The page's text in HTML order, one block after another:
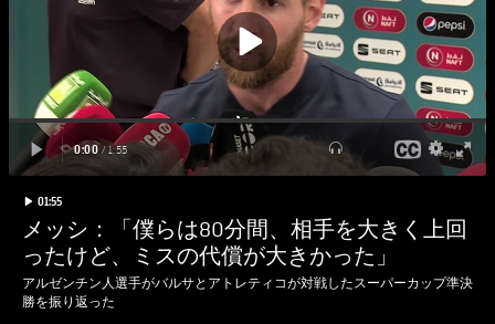
バルサアカデミー
plusicon
label.aria.plus
10年毎
会長
レジェンド
plusicon
label.aria.plus
プレスパス
トップチーム
女子サッカー
plusicon
label.aria.plus
スケジュール
結果
順位表
バルサAtlètic
plusicon
label.aria.plus
チケット
PLUSICON
LABEL.ARIA.PLUS
トップチーム
plusicon
label.aria.plus
label.duration
Play video
01:55
メッシ：「僕らは80分間、相手を大きく上回
ったけど、ミスの代償が大きかった」
アルゼンチン人選手がバルサとアトレティコが対戦したスーパーカップ準決
勝を振り返った